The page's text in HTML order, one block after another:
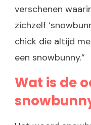
verschenen
zichzelf
chick die altijd
een snowbunny.”
Wat is de